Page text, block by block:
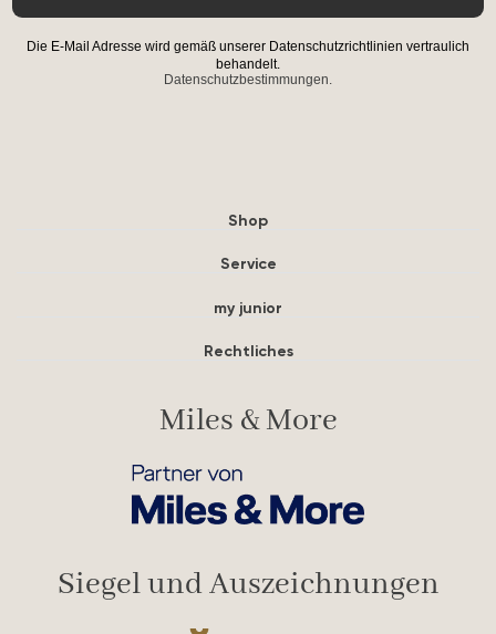
Die E-Mail Adresse wird gemäß unserer Datenschutzrichtlinien vertraulich
behandelt.
Datenschutzbestimmungen.
Shop
Service
my junior
Rechtliches
Miles & More
Siegel und Auszeichnungen